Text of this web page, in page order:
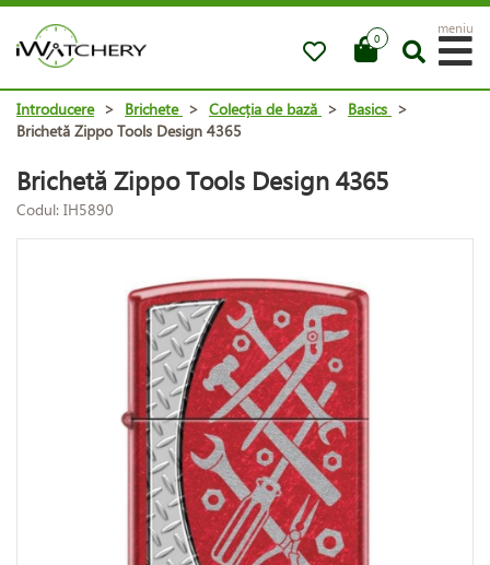
0
meniu
Introducere > Brichete > Colecția de bază > Basics >
Brichetă Zippo Tools Design 4365
Brichetă Zippo Tools Design 4365
Codul: IH5890